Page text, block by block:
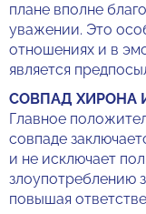
плане вполне
уважении. Это
отношениях и в
является
СОВПАД ХИРОНА
Главное
совпаде
и не исключает
злоупотреблению
повышая